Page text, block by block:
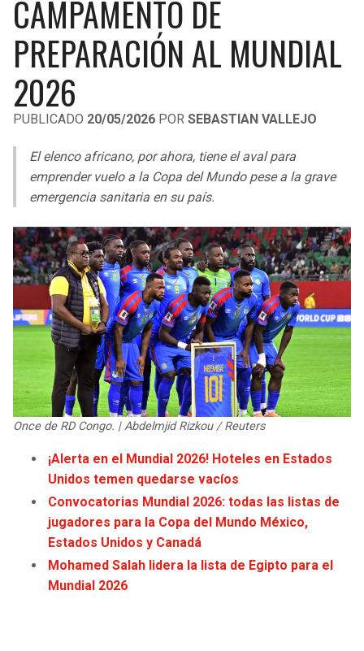
LIGA DE EXPANSIÓN MX
LEAGUES CUP
UEFA EUROPA LEAGUE
UEFA CONFERENCE LEAGUE
MLS
COPA LIBERTADORES
COPA SUDAMERICANA
LIGA BETPLAY
OTRAS LIGAS
RAIDERS
CHARGERS
RAVENS
STEELERS
TEXANS
COLTS
JAGUARS
TITANS
COWBOYS
GIANTS
EAGLES
COMMANDERS
CAVALIERS
PISTONS
PACERS
HORNETS
HEAT
MAGIC
WIZARDS
WARRIORS
CLIPPERS
LAKERS
SUNS
KINGS
CAMPAMENTO DE
PREPARACIÓN AL MUNDIAL
2026
PUBLICADO 20/05/2026 POR SEBASTIAN VALLEJO
El elenco africano, por ahora, tiene el aval para
emprender vuelo a la Copa del Mundo pese a la grave
emergencia sanitaria en su país.
Once de RD Congo. | Abdelmjid Rizkou / Reuters
¡Alerta en el Mundial 2026! Hoteles en Estados
Unidos temen quedarse vacíos
Convocatorias Mundial 2026: todas las listas de
jugadores para la Copa del Mundo México,
Estados Unidos y Canadá
Mohamed Salah lidera la lista de Egipto para el
Mundial 2026